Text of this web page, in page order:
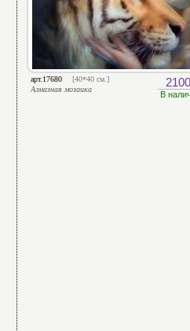
арт.17680
[40*40 см.]
Алмазная мозаика
В